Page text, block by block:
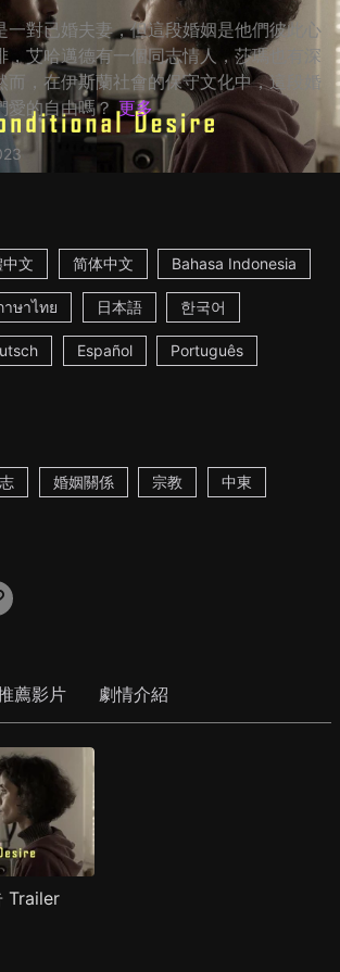
一對已婚夫妻，但這段婚姻是他們彼此心
，艾哈邁德有一個同志情人，莎瑪也有深
而，在伊斯蘭社會的保守文化中，這段婚
愛的自由嗎？ 更多
文 简体中文 Bahasa Indonesia
าษาไทย 日本語 한국어
Español Português
婚姻關係 宗教 中東
薦影片 劇情介紹
Trailer